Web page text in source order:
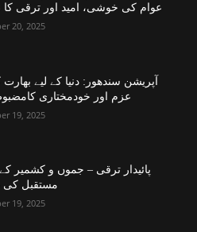
عوام کی خوشی، امید اور ترقی کا
20, 2025
آپریشن سندھور: دنیا کے لیے بھارت
عزم اور خودمختاری
19, 2025
پائیدار ترقی – جموں و کشمیر
مستقبل کی
19, 2025